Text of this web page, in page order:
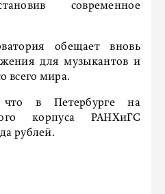
современное
обещает вновь
для музыкантов и
всего мира.
в Петербурге на
корпуса РАНХиГС
рублей.